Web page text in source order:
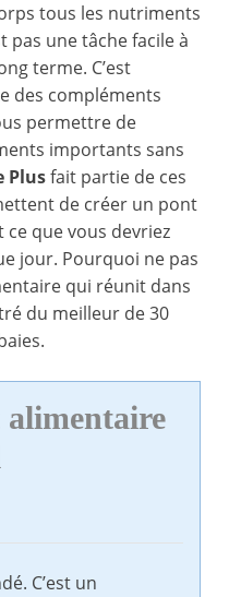
tous les nutriments
pas une tâche facile à
terme. C’est
des compléments
permettre de
importants sans
Plusfait partie de ces
de créer un pont
ce que vous devriez
jour. Pourquoi ne pas
qui réunit dans
du meilleur de 30
alimentaire
C’est un